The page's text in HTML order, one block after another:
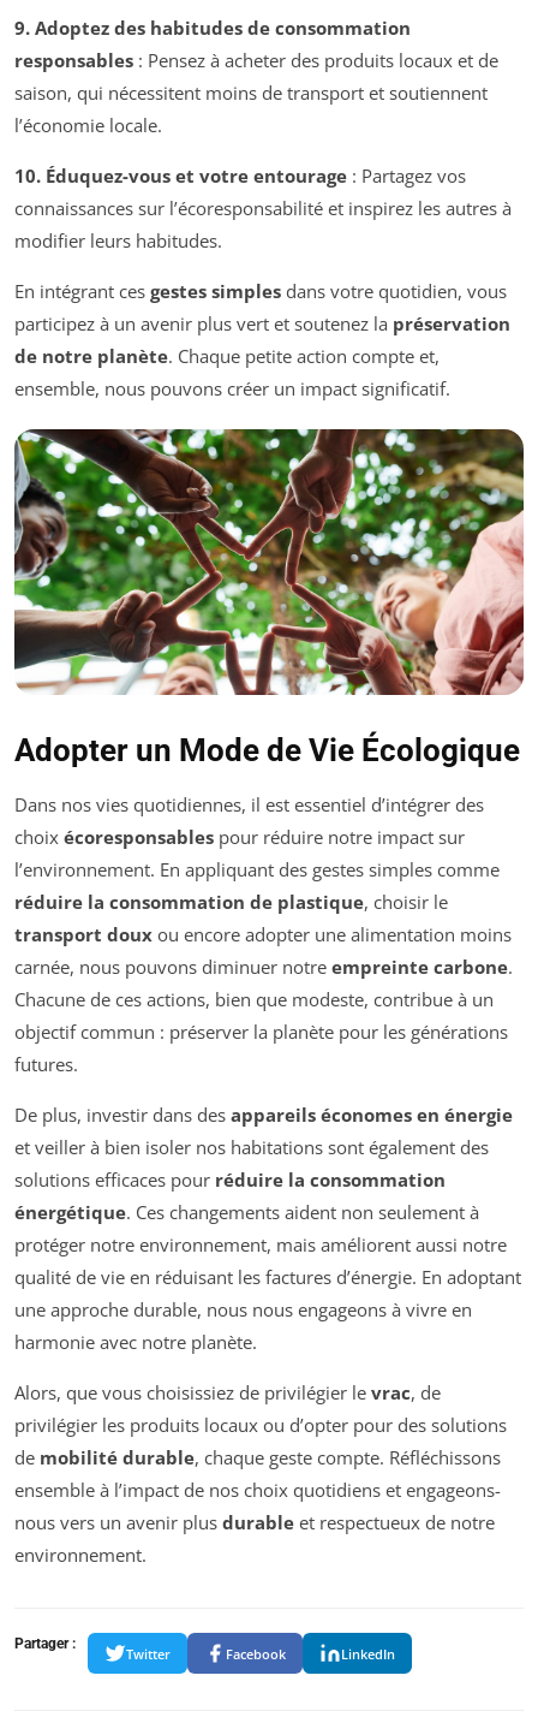
9. Adoptez des habitudes de consommation
responsables : Pensez à acheter des produits locaux et de
saison, qui nécessitent moins de transport et soutiennent
l’économie locale.
10. Éduquez-vous et votre entourage : Partagez vos
connaissances sur l’écoresponsabilité et inspirez les autres à
modifier leurs habitudes.
En intégrant ces gestes simples dans votre quotidien, vous
participez à un avenir plus vert et soutenez la préservation
de notre planète. Chaque petite action compte et,
ensemble, nous pouvons créer un impact significatif.
Adopter un Mode de Vie Écologique
Dans nos vies quotidiennes, il est essentiel d’intégrer des
choix écoresponsables pour réduire notre impact sur
l’environnement. En appliquant des gestes simples comme
réduire la consommation de plastique, choisir le
transport doux ou encore adopter une alimentation moins
carnée, nous pouvons diminuer notre empreinte carbone.
Chacune de ces actions, bien que modeste, contribue à un
objectif commun : préserver la planète pour les générations
futures.
De plus, investir dans des appareils économes en énergie
et veiller à bien isoler nos habitations sont également des
solutions efficaces pour réduire la consommation
énergétique. Ces changements aident non seulement à
protéger notre environnement, mais améliorent aussi notre
qualité de vie en réduisant les factures d’énergie. En adoptant
une approche durable, nous nous engageons à vivre en
harmonie avec notre planète.
Alors, que vous choisissiez de privilégier le vrac, de
privilégier les produits locaux ou d’opter pour des solutions
de mobilité durable, chaque geste compte. Réfléchissons
ensemble à l’impact de nos choix quotidiens et engageons-
nous vers un avenir plus durable et respectueux de notre
environnement.
Partager :
Twitter Facebook LinkedIn